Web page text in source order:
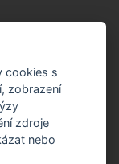
cookies s
zobrazení
zdroje
nebo